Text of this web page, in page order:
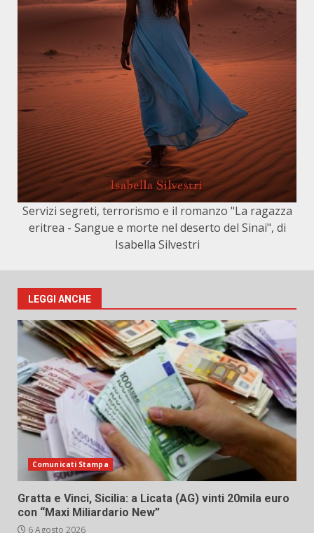
Servizi segreti, terrorismo e il romanzo "La ragazza
eritrea - Sangue e morte nel deserto del Sinai", di
Isabella Silvestri
LEGGI ANCHE
Comunicati Stampa
Gratta e Vinci, Sicilia: a Licata (AG) vinti 20mila euro
con “Maxi Miliardario New”
6 Agosto 2026